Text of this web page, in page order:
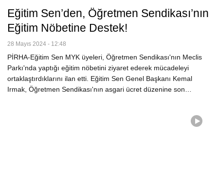
Eğitim Sen’den, Öğretmen Sendikası’nın
Eğitim Nöbetine Destek!
28 Mayıs 2024 - 12:48
PİRHA-Eğitim Sen MYK üyeleri, Öğretmen Sendikası'nın Meclis
Parkı'nda yaptığı eğitim nöbetini ziyaret ederek mücadeleyi
ortaklaştırdıklarını ilan etti. Eğitim Sen Genel Başkanı Kemal
Irmak, Öğretmen Sendikası'nın asgari ücret düzenine son…